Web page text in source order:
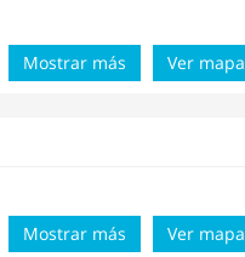
Ver mapa
Mostrar más
Ver mapa
Mostrar más